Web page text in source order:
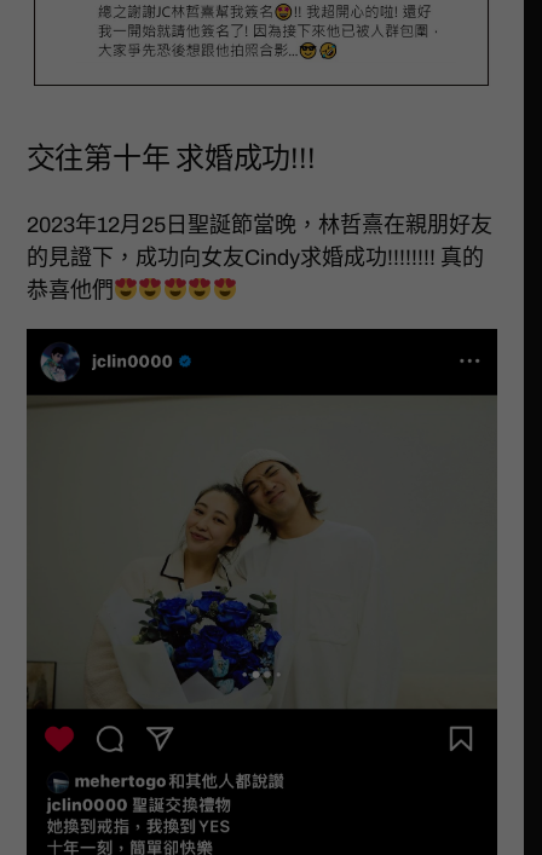
交往第十年 求婚成功!!!
2023年12月25日聖誕節當晚，林哲熹在親朋好友
的見證下，成功向女友Cindy求婚成功!!!!!!!! 真的
恭喜他們